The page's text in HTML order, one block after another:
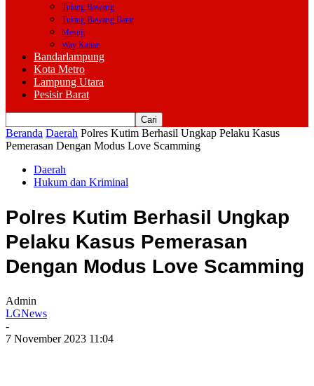
Tulang Bawang
Tulang Bawang Barat
Mesuji
Way Kanan
Bandarlampung
Kota Metro
Lampung Utara
Pesisir Barat
Beranda Daerah Polres Kutim Berhasil Ungkap Pelaku Kasus
Pemerasan Dengan Modus Love Scamming
Daerah
Hukum dan Kriminal
Polres Kutim Berhasil Ungkap
Pelaku Kasus Pemerasan
Dengan Modus Love Scamming
Admin
LGNews
-
7 November 2023 11:04